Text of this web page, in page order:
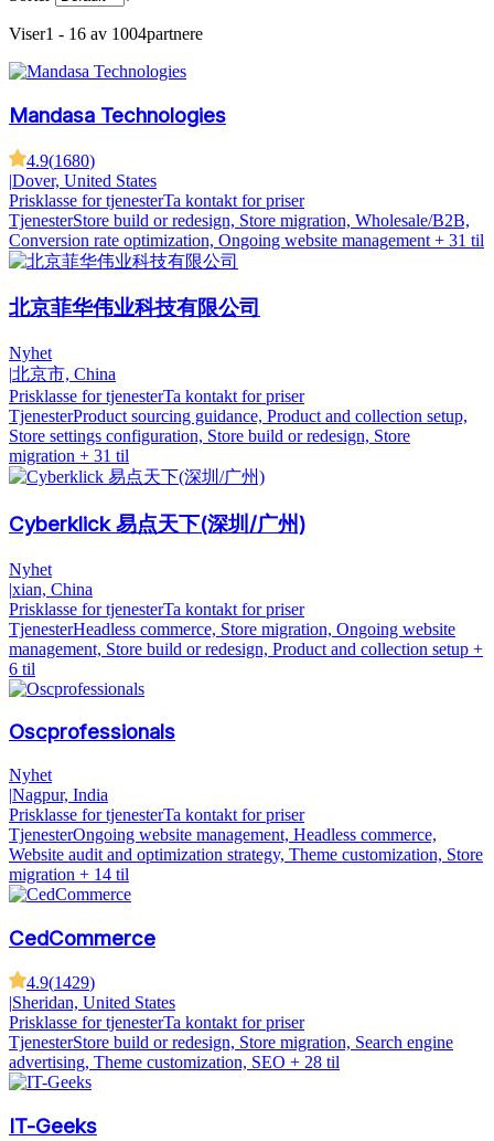
Viser1 - 16 av 1004partnere
Mandasa Technologies
4.9(1680)
|Dover, United States
Prisklasse for tjenesterTa kontakt for priser
TjenesterStore build or redesign, Store migration, Wholesale/B2B,
Conversion rate optimization, Ongoing website management + 31 til
北京菲华伟业科技有限公司
Nyhet
|北京市, China
Prisklasse for tjenesterTa kontakt for priser
TjenesterProduct sourcing guidance, Product and collection setup,
Store settings configuration, Store build or redesign, Store
migration + 31 til
Cyberklick 易点天下(深圳/广州)
Nyhet
|xian, China
Prisklasse for tjenesterTa kontakt for priser
TjenesterHeadless commerce, Store migration, Ongoing website
management, Store build or redesign, Product and collection setup +
6 til
Oscprofessionals
Nyhet
|Nagpur, India
Prisklasse for tjenesterTa kontakt for priser
TjenesterOngoing website management, Headless commerce,
Website audit and optimization strategy, Theme customization, Store
migration + 14 til
CedCommerce
4.9(1429)
Sheridan, United States
Prisklasse for tjenesterTa kontakt for priser
TjenesterStore build or redesign, Store migration, Search engine
advertising, Theme customization, SEO + 28 til
IT-Geeks